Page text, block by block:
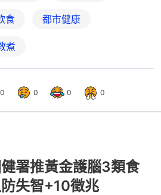
食 都市健康
煮
0 0 0 0
署推黃金護腦3類食
失智+10徵兆